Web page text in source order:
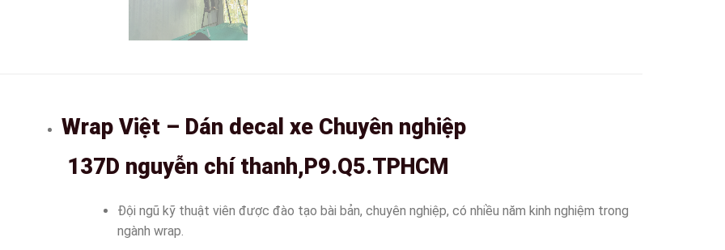
Wrap Việt – Dán decal xe Chuyên nghiệp
137D nguyễn chí thanh,P9.Q5.TPHCM
Đội ngũ kỹ thuật viên được đào tạo bài bản, chuyên nghiệp, có nhiều năm kinh nghiệm trong
ngành wrap.